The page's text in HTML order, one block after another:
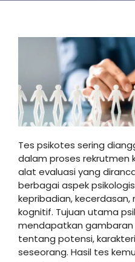
Tes psikotes sering
dalam proses rekrutmen
alat evaluasi yang
berbagai aspek
kepribadian,
kognitif. Tujuan utama
mendapatkan gambaran
tentang potensi,
seseorang. Hasil tes